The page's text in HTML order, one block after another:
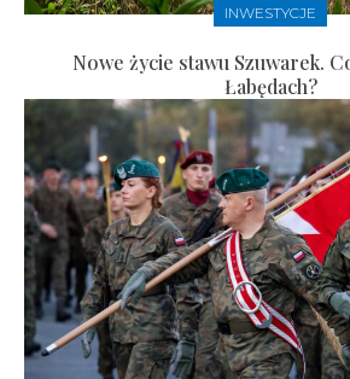
INWESTYCJE
Nowe życie stawu Szuwarek.
Łabędach?